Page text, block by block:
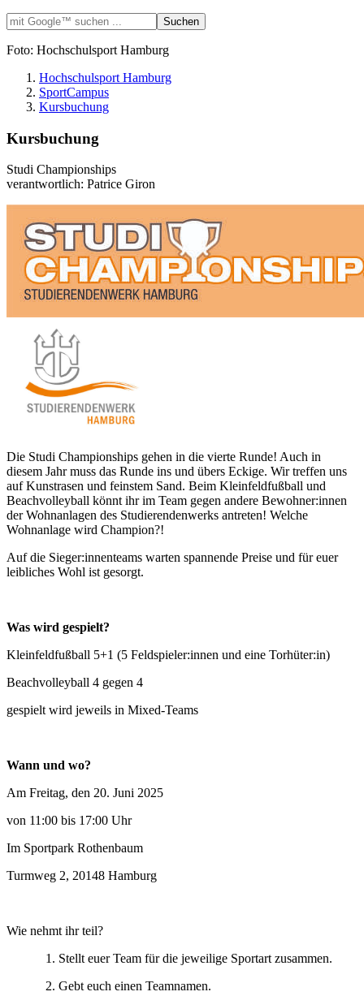
Foto: Hochschulsport Hamburg
Hochschulsport Hamburg
SportCampus
Kursbuchung
Kursbuchung
Studi Championships
verantwortlich: Patrice Giron
Die Studi Championships gehen in die vierte Runde! Auch in
diesem Jahr muss das Runde ins und übers Eckige. Wir treffen uns
auf Kunstrasen und feinstem Sand. Beim Kleinfeldfußball und
Beachvolleyball könnt ihr im Team gegen andere Bewohner:innen
der Wohnanlagen des Studierendenwerks antreten! Welche
Wohnanlage wird Champion?!
Auf die Sieger:innenteams warten spannende Preise und für euer
leibliches Wohl ist gesorgt.
Was wird gespielt?
Kleinfeldfußball 5+1 (5 Feldspieler:innen und eine Torhüter:in)
Beachvolleyball 4 gegen 4
gespielt wird jeweils in Mixed-Teams
Wann und wo?
Am Freitag, den 20. Juni 2025
von 11:00 bis 17:00 Uhr
Im Sportpark Rothenbaum
Turmweg 2, 20148 Hamburg
Wie nehmt ihr teil?
1. Stellt euer Team für die jeweilige Sportart zusammen.
2. Gebt euch einen Teamnamen.